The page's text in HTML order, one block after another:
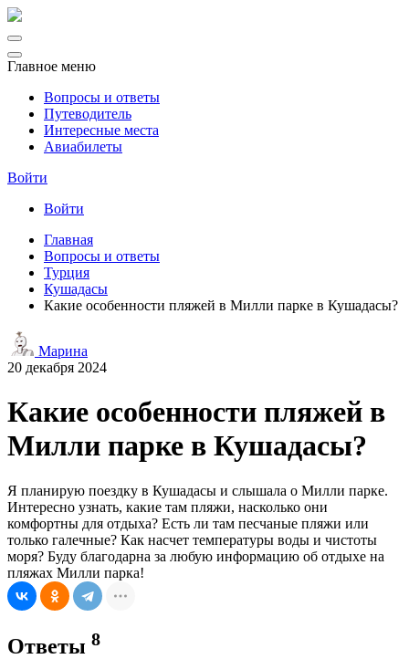
Главное меню
Вопросы и ответы
Путеводитель
Интересные места
Авиабилеты
Войти
Войти
Главная
Вопросы и ответы
Турция
Кушадасы
Какие особенности пляжей в Милли парке в Кушадасы?
Марина
20 декабря 2024
Какие особенности пляжей в
Милли парке в Кушадасы?
Я планирую поездку в Кушадасы и слышала о Милли парке.
Интересно узнать, какие там пляжи, насколько они
комфортны для отдыха? Есть ли там песчаные пляжи или
только галечные? Как насчет температуры воды и чистоты
моря? Буду благодарна за любую информацию об отдыхе на
пляжах Милли парка!
Ответы 8